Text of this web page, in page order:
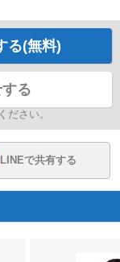
る(無料)
る
ださい。
LINEで共有する